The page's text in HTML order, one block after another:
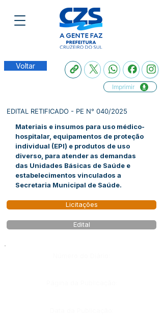
Voltar
Imprimir
EDITAL RETIFICADO - PE N° 040/2025
Materiais e insumos para uso médico-
hospitalar, equipamentos de proteção
individual (EPI) e produtos de uso
diverso, para atender as demandas
das Unidades Básicas de Saúde e
estabelecimentos vinculados a
Secretaria Municipal de Saúde.
Licitações
Edital